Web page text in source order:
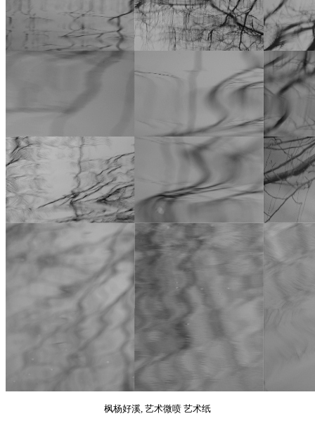
枫杨好溪, 艺术微喷 艺术纸